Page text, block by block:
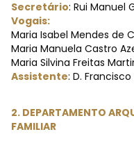
Secretário: Rui Manuel
Vogais:
Maria Isabel Mendes de
Maria Manuela Castro
Maria Silvina Freitas
Assistente: D.
2. DEPARTAMENTO
FAMILIAR